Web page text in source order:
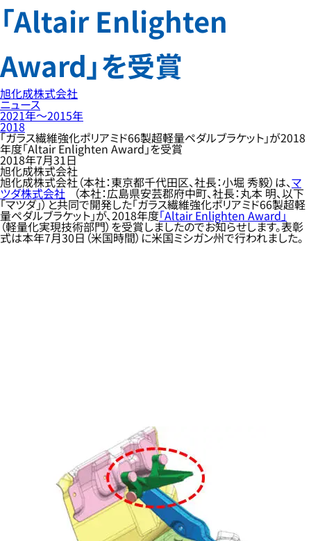
「Altair Enlighten
Award」を受賞
旭化成株式会社
ニュース
2021年〜2015年
2018
「ガラス繊維強化ポリアミド66製超軽量ペダルブラケット」が2018
年度「Altair Enlighten Award」を受賞
2018年7月31日
旭化成株式会社
旭化成株式会社（本社：東京都千代田区、社長：小堀 秀毅）は、マ
ツダ株式会社 （本社：広島県安芸郡府中町、社長：丸本 明、以下
「マツダ」）と共同で開発した「ガラス繊維強化ポリアミド66製超軽
量ペダルブラケット」が、2018年度「Altair Enlighten Award」
（軽量化実現技術部門）を受賞しましたのでお知らせします。表彰
式は本年7月30日（米国時間）に米国ミシガン州で行われました。